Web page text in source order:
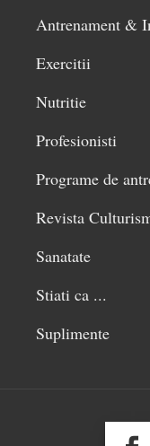
Antrenament &
Exercitii
Nutritie
Profesionisti
Programe de
Revista
Sanatate
Stiati ca ...
Suplimente